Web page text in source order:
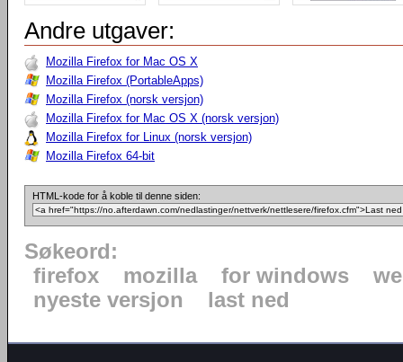
Andre utgaver:
Mozilla Firefox for Mac OS X
Mozilla Firefox (PortableApps)
Mozilla Firefox (norsk versjon)
Mozilla Firefox for Mac OS X (norsk versjon)
Mozilla Firefox for Linux (norsk versjon)
Mozilla Firefox 64-bit
HTML-kode for å koble til denne siden:
Søkeord:
firefox
mozilla for windows
nyeste versjon
last ned